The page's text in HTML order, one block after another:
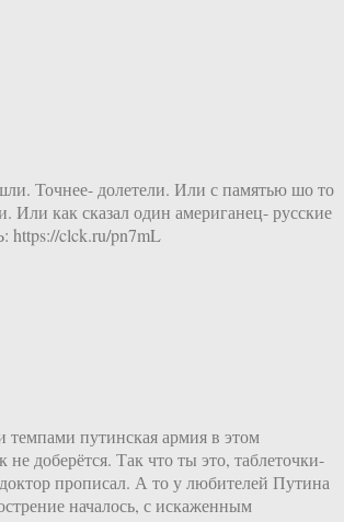
Точнее- долетели. Или с памятью шо то
Или как сказал один америганец- русские
clck.ru/pn7mL
путинская армия в этом
не доберётся. Так что ты это, таблеточки-
прописал. А то у любителей Путина
началось, с искаженным